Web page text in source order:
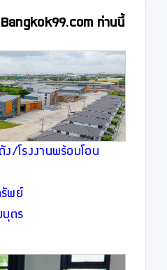
Bangkok99.com ท่านนี้
/โรงงานพร้อมโอน
พย์
บุตร